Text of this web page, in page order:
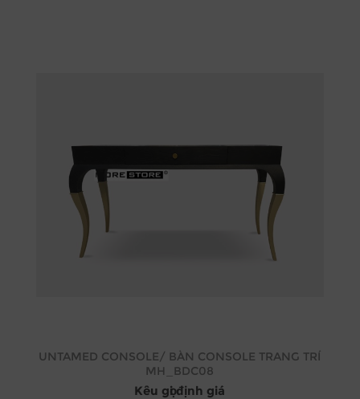
UNTAMED CONSOLE/ BÀN CONSOLE TRANG TRÍ
MH_BDC08
Kêu gọi định giá